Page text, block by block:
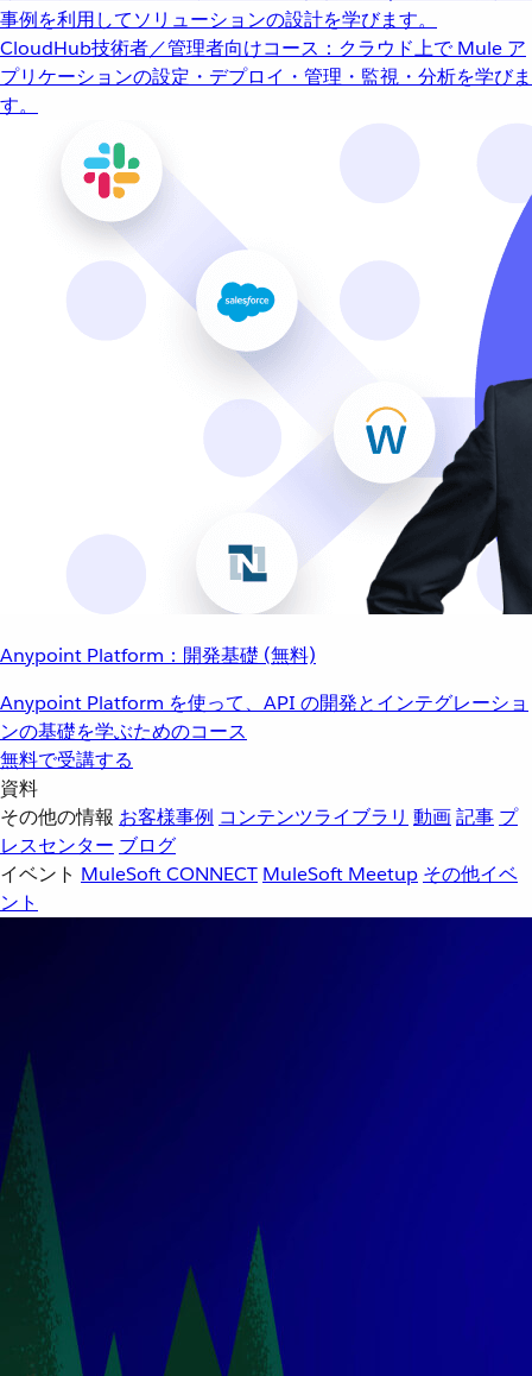
事例を利用してソリューションの設計を学びます。
CloudHub技術者／管理者向けコース：クラウド上で Mule ア
プリケーションの設定・デプロイ・管理・監視・分析を学びま
す。
Anypoint Platform：開発基礎 (無料)
Anypoint Platform を使って、API の開発とインテグレーショ
ンの基礎を学ぶためのコース
無料で受講する
資料
その他の情報 お客様事例 コンテンツライブラリ 動画記事 プ
レスセンター ブログ
イベント MuleSoft CONNECT MuleSoft Meetup その他イベ
ント